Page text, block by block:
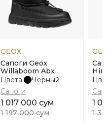
GEOX
Сапоги Geox
Willaboom Abx
Цвета:
Черный
Сапоги
1 017 000 сум
1 197 000 сум
1
1